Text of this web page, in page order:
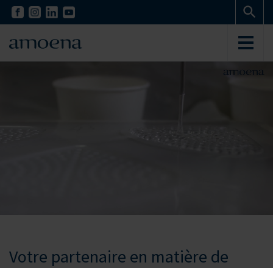
Skip
content
Skip
content
Votre partenaire en matière de